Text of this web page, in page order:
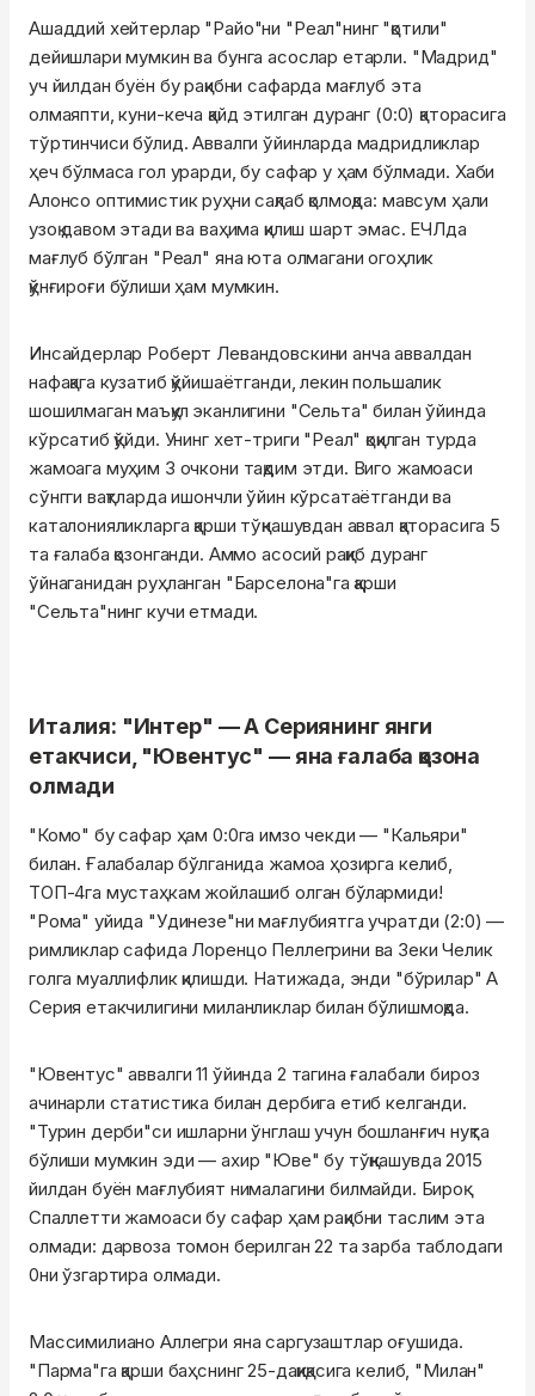
Ашаддий хейтерлар "Райо"ни "Реал"нинг "қотили"
дейишлари мумкин ва бунга асослар етарли. "Мадрид"
уч йилдан буён бу рақибни сафарда мағлуб эта
олмаяпти, куни-кеча қайд этилган дуранг (0:0) қаторасига
тўртинчиси бўлид. Аввалги ўйинларда мадридликлар
ҳеч бўлмаса гол урарди, бу сафар у ҳам бўлмади. Хаби
Алонсо оптимистик руҳни сақлаб қолмоқда: мавсум ҳали
узоқ давом этади ва ваҳима қилиш шарт эмас. ЕЧЛда
мағлуб бўлган "Реал" яна юта олмагани огоҳлик
қўнғироғи бўлиши ҳам мумкин.
Инсайдерлар Роберт Левандовскини анча аввалдан
нафақага кузатиб қўйишаётганди, лекин польшалик
шошилмаган маъқул эканлигини "Сельта" билан ўйинда
кўрсатиб қўйди. Унинг хет-триги "Реал" қоқилган турда
жамоага муҳим 3 очкони тақдим этди. Виго жамоаси
сўнгги вақтларда ишончли ўйин кўрсатаётганди ва
каталонияликларга қарши тўқнашувдан аввал қаторасига 5
та ғалаба қозонганди. Аммо асосий рақиб дуранг
ўйнаганидан руҳланган "Барселона"га қарши
"Сельта"нинг кучи етмади.
Италия: "Интер" — А Сериянинг янги
етакчиси, "Ювентус" — яна ғалаба қозона
олмади
"Комо" бу сафар ҳам 0:0га имзо чекди — "Кальяри"
билан. Ғалабалар бўлганида жамоа ҳозирга келиб,
ТОП-4га мустаҳкам жойлашиб олган бўлармиди!
"Рома" уйида "Удинезе"ни мағлубиятга учратди (2:0) —
римликлар сафида Лоренцо Пеллегрини ва Зеки Челик
голга муаллифлик қилишди. Натижада, энди "бўрилар" А
Серия етакчилигини миланликлар билан бўлишмоқда.
"Ювентус" аввалги 11 ўйинда 2 тагина ғалабали бироз
ачинарли статистика билан дербига етиб келганди.
"Турин дерби"си ишларни ўнглаш учун бошланғич нуқта
бўлиши мумкин эди — ахир "Юве" бу тўқнашувда 2015
йилдан буён мағлубият нималагини билмайди. Бироқ
Спаллетти жамоаси бу сафар ҳам рақибни таслим эта
олмади: дарвоза томон берилган 22 та зарба таблодаги
0ни ўзгартира олмади.
Массимилиано Аллегри яна саргузаштлар оғушида.
"Парма"га қарши баҳснинг 25-дақиқасига келиб, "Милан"